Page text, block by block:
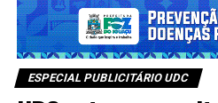
ESPECIAL PUBLICITÁRIO UDC